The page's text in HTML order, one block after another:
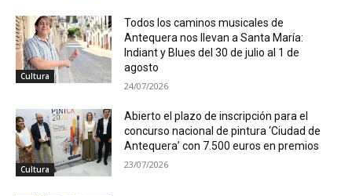
Cultura
Todos los caminos musicales de
Antequera nos llevan a Santa María:
Indiant y Blues del 30 de julio al 1 de
agosto
24/07/2026
Cultura
Abierto el plazo de inscripción para el
concurso nacional de pintura ‘Ciudad de
Antequera’ con 7.500 euros en premios
23/07/2026